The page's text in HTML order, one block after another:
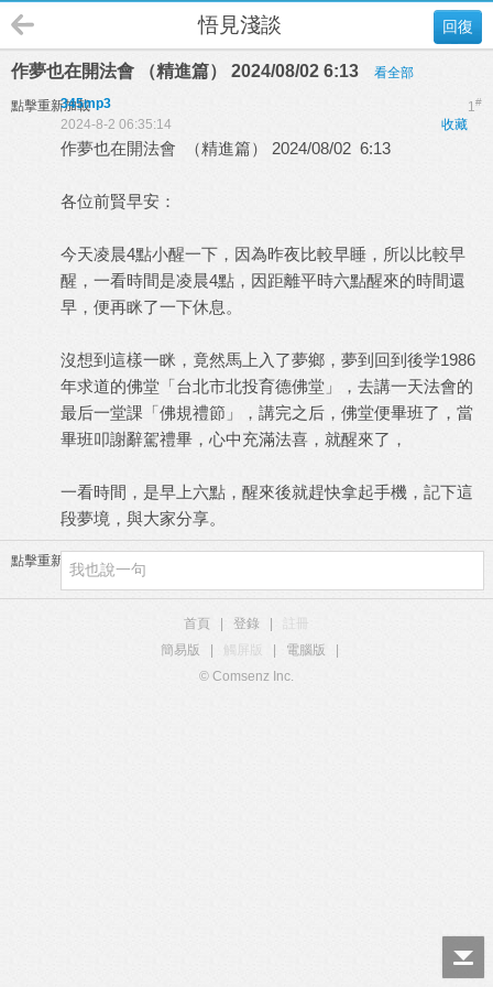
回復
悟見淺談
作夢也在開法會 （精進篇） 2024/08/02 6:13 看全部
點擊重新加載 1#
345mp3
收藏
2024-8-2 06:35:14
作夢也在開法會 （精進篇） 2024/08/02 6:13
各位前賢早安：
今天凌晨4點小醒一下，因為昨夜比較早睡，所以比較早
醒，一看時間是凌晨4點，因距離平時六點醒來的時間還
早，便再眯了一下休息。
沒想到這樣一眯，竟然馬上入了夢鄉，夢到回到後学1986
年求道的佛堂「台北市北投育德佛堂」，去講一天法會的
最后一堂課「佛規禮節」，講完之后，佛堂便畢班了，當
畢班叩謝辭駕禮畢，心中充滿法喜，就醒來了，
一看時間，是早上六點，醒來後就趕快拿起手機，記下這
段夢境，與大家分享。
點擊重新加載
首頁 登錄
簡易版
觸屏版 電腦版
© Comsenz Inc.